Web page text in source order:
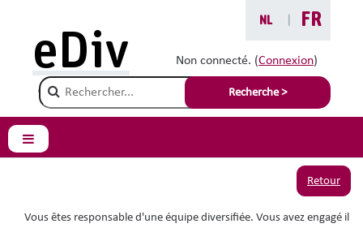
NL
FR
Non connecté. (Connexion)
Champ de recherche
Recherche >
eDiv
Panneau latéral
Vous êtes ici :
Trop expérimentée pour
se former
Retour
Vous êtes responsable d'une équipe diversifiée. Vous avez engagé il